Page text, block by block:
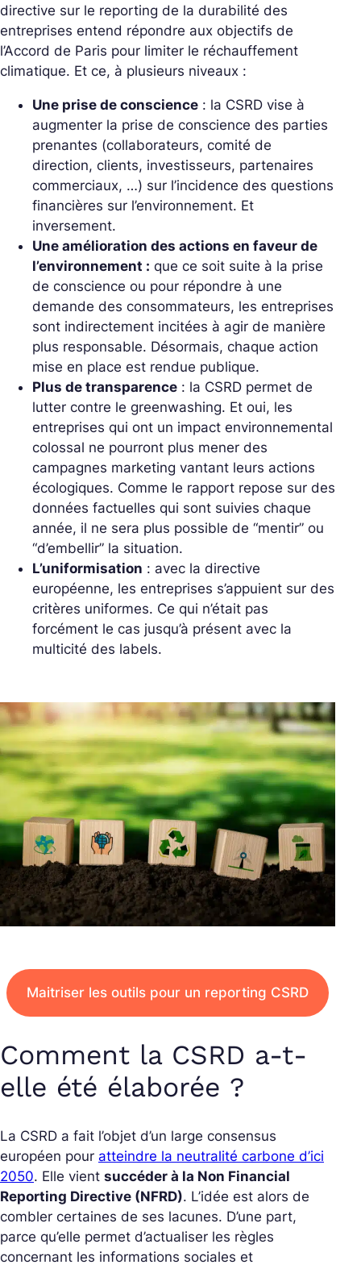
directive sur le reporting de la durabilité des
entreprises entend répondre aux objectifs de
l’Accord de Paris pour limiter le réchauffement
climatique. Et ce, à plusieurs niveaux :
Une prise de conscience : la CSRD vise à
augmenter la prise de conscience des parties
prenantes (collaborateurs, comité de
direction, clients, investisseurs, partenaires
commerciaux, …) sur l’incidence des questions
financières sur l’environnement. Et
inversement.
Une amélioration des actions en faveur de
l’environnement : que ce soit suite à la prise
de conscience ou pour répondre à une
demande des consommateurs, les entreprises
sont indirectement incitées à agir de manière
plus responsable. Désormais, chaque action
mise en place est rendue publique.
Plus de transparence : la CSRD permet de
lutter contre le greenwashing. Et oui, les
entreprises qui ont un impact environnemental
colossal ne pourront plus mener des
campagnes marketing vantant leurs actions
écologiques. Comme le rapport repose sur des
données factuelles qui sont suivies chaque
année, il ne sera plus possible de “mentir” ou
“d’embellir” la situation.
L’uniformisation : avec la directive
européenne, les entreprises s’appuient sur des
critères uniformes. Ce qui n’était pas
forcément le cas jusqu’à présent avec la
multicité des labels.
Maitriser les outils pour un reporting CSRD
Comment la CSRD a-t-
elle été élaborée ?
La CSRD a fait l’objet d’un large consensus
européen pour atteindre la neutralité carbone d’ici
2050. Elle vient succéder à la Non Financial
Reporting Directive (NFRD). L’idée est alors de
combler certaines de ses lacunes. D’une part,
parce qu’elle permet d’actualiser les règles
concernant les informations sociales et